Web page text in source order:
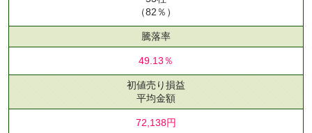
（82％）
騰落率
49.13％
初値売り損益
平均金額
72,138円